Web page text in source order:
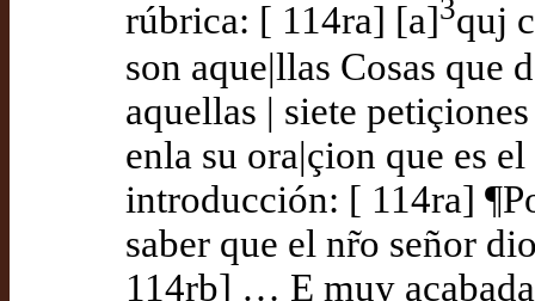
rúbrica: [ 114ra] [a]3quj
son aque|llas Cosas que
aquellas | siete
enla su ora|çion que es
introducción: [ 114ra]
saber que el nr̃o señor
114rb] … E muy